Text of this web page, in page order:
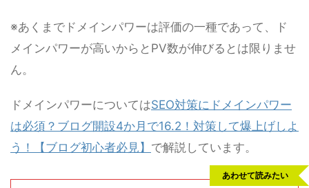
※あくまでドメインパワーは評価の一種であって、ド
メインパワーが高いからとPV数が伸びるとは限りませ
ん。
ドメインパワーについてはSEO対策にドメインパワー
は必須？ブログ開設4か月で16.2！対策して爆上げしよ
う！【ブログ初心者必見】 で解説しています。
あわせて読みたい